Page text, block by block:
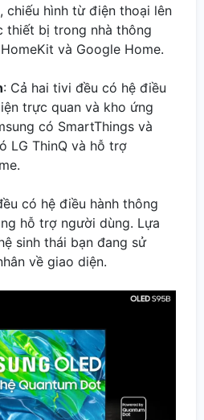
chiếu hình từ điện thoại lên
thiết bị trong nhà thông
và Google Home.
: Cả hai tivi đều có hệ điều
trực quan và kho ứng
có SmartThings và
LG ThinQ và hỗ trợ
có hệ điều hành thông
hỗ trợ người dùng. Lựa
sinh thái bạn đang sử
về giao diện.